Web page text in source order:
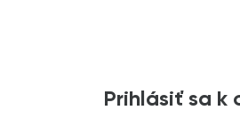
Prihlásiť sa k